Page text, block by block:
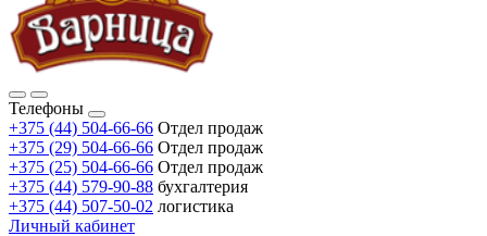
Телефоны
+375 (44) 504-66-66 Отдел продаж
+375 (29) 504-66-66 Отдел продаж
+375 (25) 504-66-66 Отдел продаж
+375 (44) 579-90-88 бухгалтерия
+375 (44) 507-50-02 логистика
Личный кабинет